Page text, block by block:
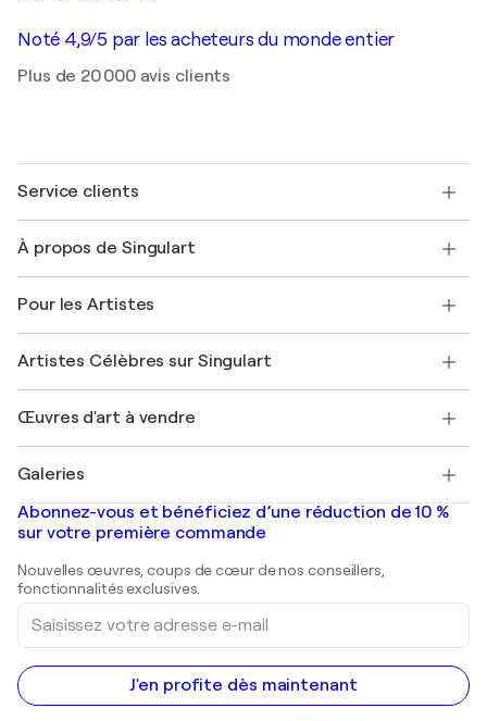
Noté 4,9/5 par les acheteurs du monde entier
Plus de 20 000 avis clients
Service clients
Expédition
Offrir une carte cadeau
Rejoignez notre programme commercial
Mon compte
+33 1 76 44 06 42
À propos de Singulart
FAQ
Magazine Singulart
Emplois
Découvrez une sélection d'art original
Pour les Artistes
Se connecter en tant qu'Artiste
Artistes Célèbres sur Singulart
Marc Chagall
Banksy
Mr. Brainwash
Shepard Fairey
Œuvres d'art à vendre
Tableaux abstraits à vendre
Peintures de paysage
Estampes
Peintures acryliques
Galeries
Galeries d'art en France
Galeries d'art en Belgique
Abonnez-vous et bénéficiez d’une réduction de 10 %
sur votre première commande
Nouvelles œuvres, coups de cœur de nos conseillers,
fonctionnalités exclusives.
Saisissez
votre
adresse
e-
mail
J'en profite dès maintenant